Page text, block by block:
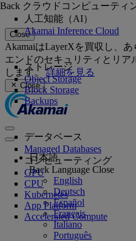
Close
AkamaiはLayerXを買収し、
エンドのセキュリティとリ
します。詳細を見る
Close
日本語
Back Language Close
English
Deutsch
Español
Français
Italiano
Português
Back クラウドコンピューティ
人工知能（AI）
Akamai Inference Cloud
ストレージ
Object Storage
Block Storage
Backups
データベース
Managed Databases
コンピューティング
GPU
CPU
Kubernetes
App Platform
Accelerated Compute